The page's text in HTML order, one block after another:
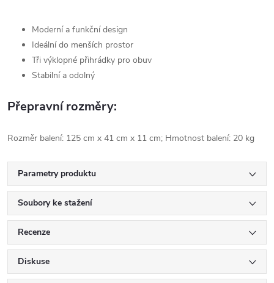
Moderní a funkční design
Ideální do menších prostor
Tři výklopné přihrádky pro obuv
Stabilní a odolný
Přepravní rozměry:
Rozměr balení: 125 cm x 41 cm x 11 cm; Hmotnost balení: 20 kg
Parametry produktu
Soubory ke stažení
Recenze
Diskuse